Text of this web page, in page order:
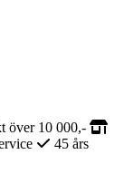
över 10 000,-
45 års